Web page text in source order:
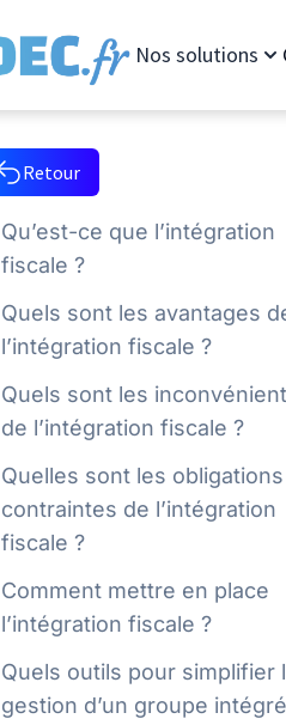
Nos solutions
Retour
Qu’est-ce que l’intégration
fiscale ?
Quels sont les avantages
l’intégration fiscale ?
Quels sont les
de l’intégration fiscale ?
Quelles sont les
contraintes de l’intégration
fiscale ?
Comment mettre en place
l’intégration fiscale ?
Quels outils pour simplifier
gestion d’un groupe intégré